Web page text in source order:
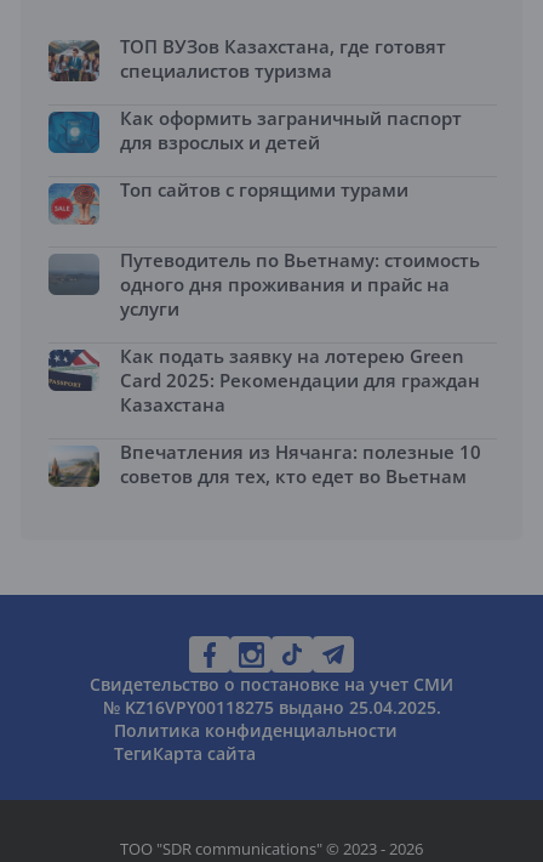
ТОП ВУЗов Казахстана, где готовят
специалистов туризма
Как оформить заграничный паспорт
для взрослых и детей
Топ сайтов с горящими турами
Путеводитель по Вьетнаму: стоимость
одного дня проживания и прайс на
услуги
Как подать заявку на лотерею Green
Card 2025: Рекомендации для граждан
Казахстана
Впечатления из Нячанга: полезные 10
советов для тех, кто едет во Вьетнам
Свидетельство о постановке на учет СМИ
№ KZ16VPY00118275 выдано 25.04.2025.
Политика конфиденциальности
ТегиКарта сайта
ТОО "SDR communications" © 2023 - 2026